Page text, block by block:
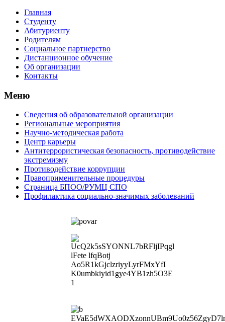
Главная
Студенту
Абитуриенту
Родителям
Социальное партнерство
Дистанционное обучение
Об организации
Контакты
Меню
Сведения об образовательной организации
Региональные мероприятия
Научно-методическая работа
Центр карьеры
Антитеррористическая безопасность, противодействие
экстремизму
Противодействие коррупции
Правоприменительные процедуры
Страница БПОО/РУМЦ CПO
Профилактика социально-значимых заболеваний